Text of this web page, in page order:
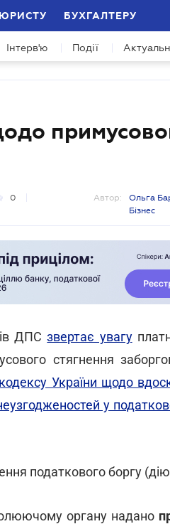
ЮРИСТУ БУХГАЛТЕРУ
Інтерв'ю Події
0 Автор:
Ольга
Бізнес
ДПСзвертає увагу
стягнення
України щодо
у
податкового боргу
органу надано